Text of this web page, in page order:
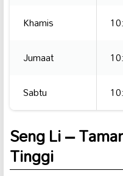
Khamis
Jumaat
Sabtu
Seng Li –
Tinggi